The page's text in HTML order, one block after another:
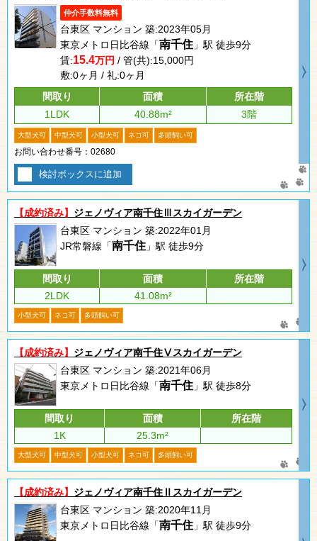
仲介手数料無料
台東区 マンション 築:2023年05月
東京メトロ日比谷線「南千住 」駅 徒歩9分
賃:15.4万円 / 管(共):15,000円
敷:0ヶ月 / 礼:0ヶ月
間取り
面積
所在階
1LDK
40.88m² 3階
大型犬可 中型犬可 小型犬可 ネコ可 多頭飼い可
お問い合わせ番号：02680
検討ボックスに追加
【成約済み】 ジェノヴィア南千住Ⅲスカイガーデン
台東区 マンション 築:2022年01月
JR常磐線「南千住 」駅 徒歩9分
間取り 面積
所在階
2LDK
41.08m²
小型犬可 ネコ可 多頭飼い可
【成約済み】 ジェノヴィア南千住Ⅴスカイガーデン
台東区 マンション 築:2021年06月
東京メトロ日比谷線「南千住 」駅 徒歩8分
間取り 面積
所在階
1K
25.3m²
大型犬可 中型犬可 小型犬可 ネコ可 多頭飼い可
【成約済み】 ジェノヴィア南千住Ⅱスカイガーデン
台東区 マンション 築:2020年11月
東京メトロ日比谷線「南千住 」駅 徒歩9分